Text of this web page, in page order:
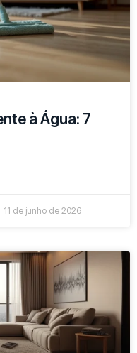
à Água: 7
11 de junho de 2026